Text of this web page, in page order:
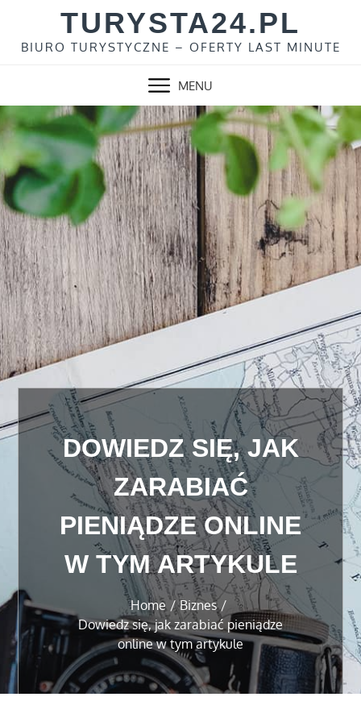
content
TURYSTA24.PL
BIURO TURYSTYCZNE – OFERTY LAST MINUTE
MENU
DOWIEDZ SIĘ, JAK
ZARABIAĆ
PIENIĄDZE ONLINE
W TYM ARTYKULE
Home
Biznes
Dowiedz się, jak zarabiać pieniądze
online w tym artykule